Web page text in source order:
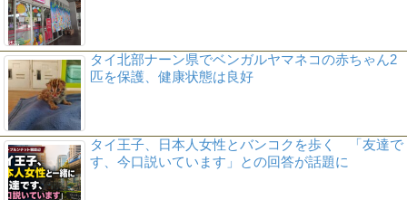
タイ北部ナーン県でベンガルヤマネコの赤ちゃん2
匹を保護、健康状態は良好
タイ王子、日本人女性とバンコクを歩く 「友達で
す、今口説いています」との回答が話題に